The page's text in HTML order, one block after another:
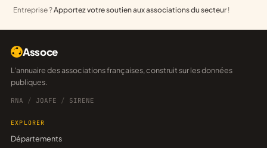
Entreprise ?Apportez votre soutien aux associations du secteur !
Assoce
L'annuaire des associations françaises, construit sur les données
publiques.
RNA / JOAFE / SIRENE
EXPLORER
Départements